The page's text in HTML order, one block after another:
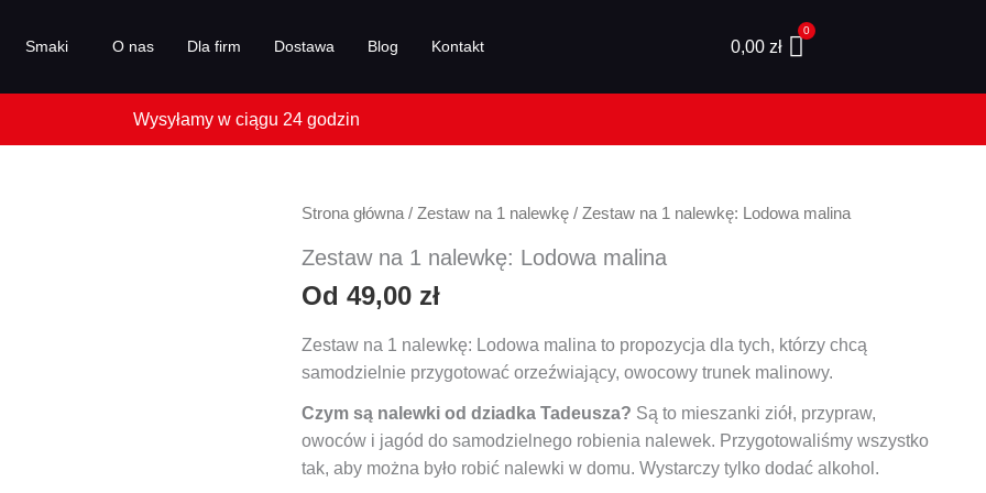
Smaki O nas Dla firm Dostawa Blog Kontakt 0,00 zł
Strona główna / Zestaw na 1 nalewkę / Zestaw na 1 nalewkę: Lodowa malina
Zestaw na 1 nalewkę: Lodowa malina
Od 49,00 zł
Zestaw na 1 nalewkę: Lodowa malina to propozycja dla tych, którzy chcą
samodzielnie przygotować orzeźwiający, owocowy trunek malinowy.
Czym są nalewki od dziadka Tadeusza? Są to mieszanki ziół, przypraw,
owoców i jagód do samodzielnego robienia nalewek. Przygotowaliśmy wszystko
tak, aby można było robić nalewki w domu. Wystarczy tylko dodać alkohol.
ilość
na
1
Lodowa
malina